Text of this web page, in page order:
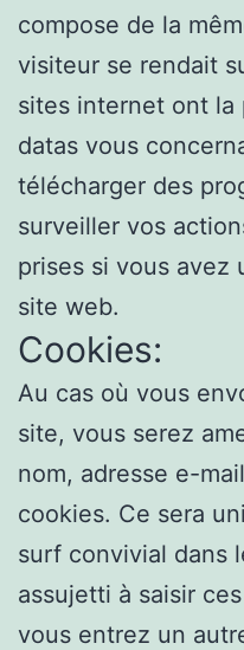
compose de la
visiteur se rendait
sites internet ont la
datas vous
télécharger des
surveiller vos
prises si vous avez
site web.
Cookies:
Au cas où vous
site, vous serez
nom, adresse e-
cookies. Ce sera
surf convivial dans
assujetti à saisir
vous entrez un